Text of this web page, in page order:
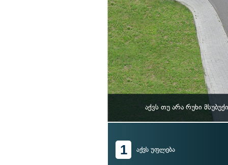
აქვს თუ არა რუხი
1 აქვს უფლება